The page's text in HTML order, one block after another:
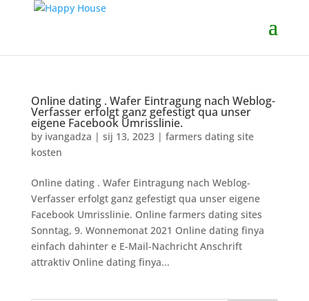
Online dating . Wafer Eintragung nach Weblog-
Verfasser erfolgt ganz gefestigt qua unser
eigene Facebook Umrisslinie.
by ivangadza | sij 13, 2023| farmers dating site
kosten
Online dating . Wafer Eintragung nach Weblog-
Verfasser erfolgt ganz gefestigt qua unser eigene
Facebook Umrisslinie. Online farmers dating sites
Sonntag, 9. Wonnemonat 2021 Online dating finya
einfach dahinter e E-Mail-Nachricht Anschrift
attraktiv Online dating finya...